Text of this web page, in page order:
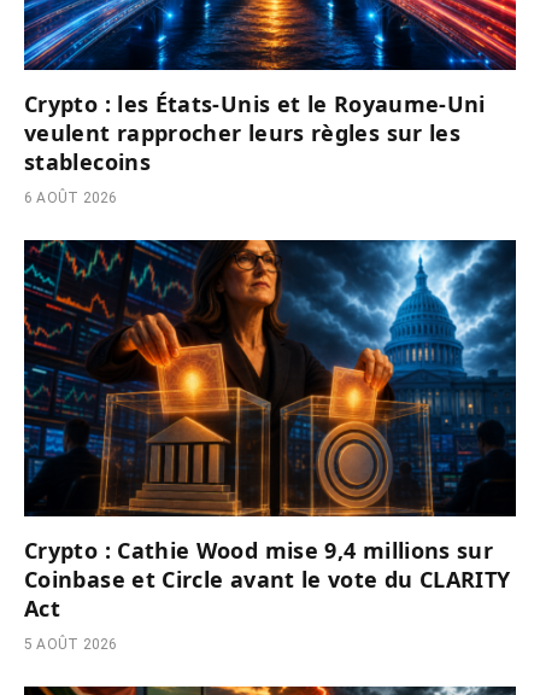
Crypto : les États-Unis et le Royaume-Uni
veulent rapprocher leurs règles sur les
stablecoins
6 AOÛT 2026
Crypto : Cathie Wood mise 9,4 millions sur
Coinbase et Circle avant le vote du CLARITY
Act
5 AOÛT 2026